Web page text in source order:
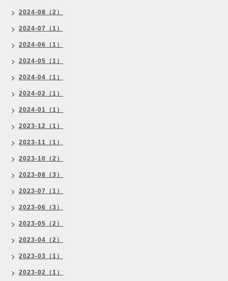
2024-08（2）
2024-07（1）
2024-06（1）
2024-05（1）
2024-04（1）
2024-02（1）
2024-01（1）
2023-12（1）
2023-11（1）
2023-10（2）
2023-08（3）
2023-07（1）
2023-06（3）
2023-05（2）
2023-04（2）
2023-03（1）
2023-02（1）